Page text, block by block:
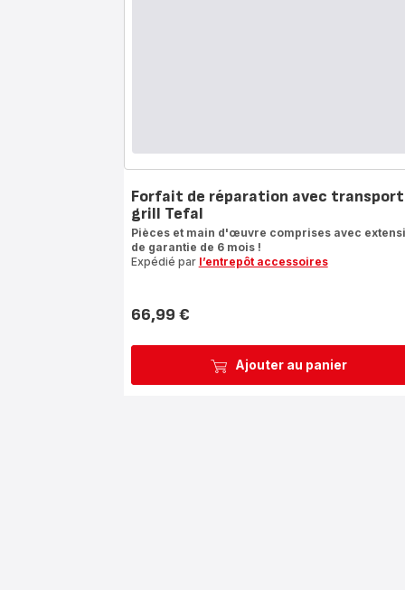
Ajouter au panier
Forfait de réparation avec transport
grill Tefal
Pièces et main d'œuvre comprises avec
de garantie de 6 mois !
Expédié par l’entrepôt accessoires
Prix
66,99 €